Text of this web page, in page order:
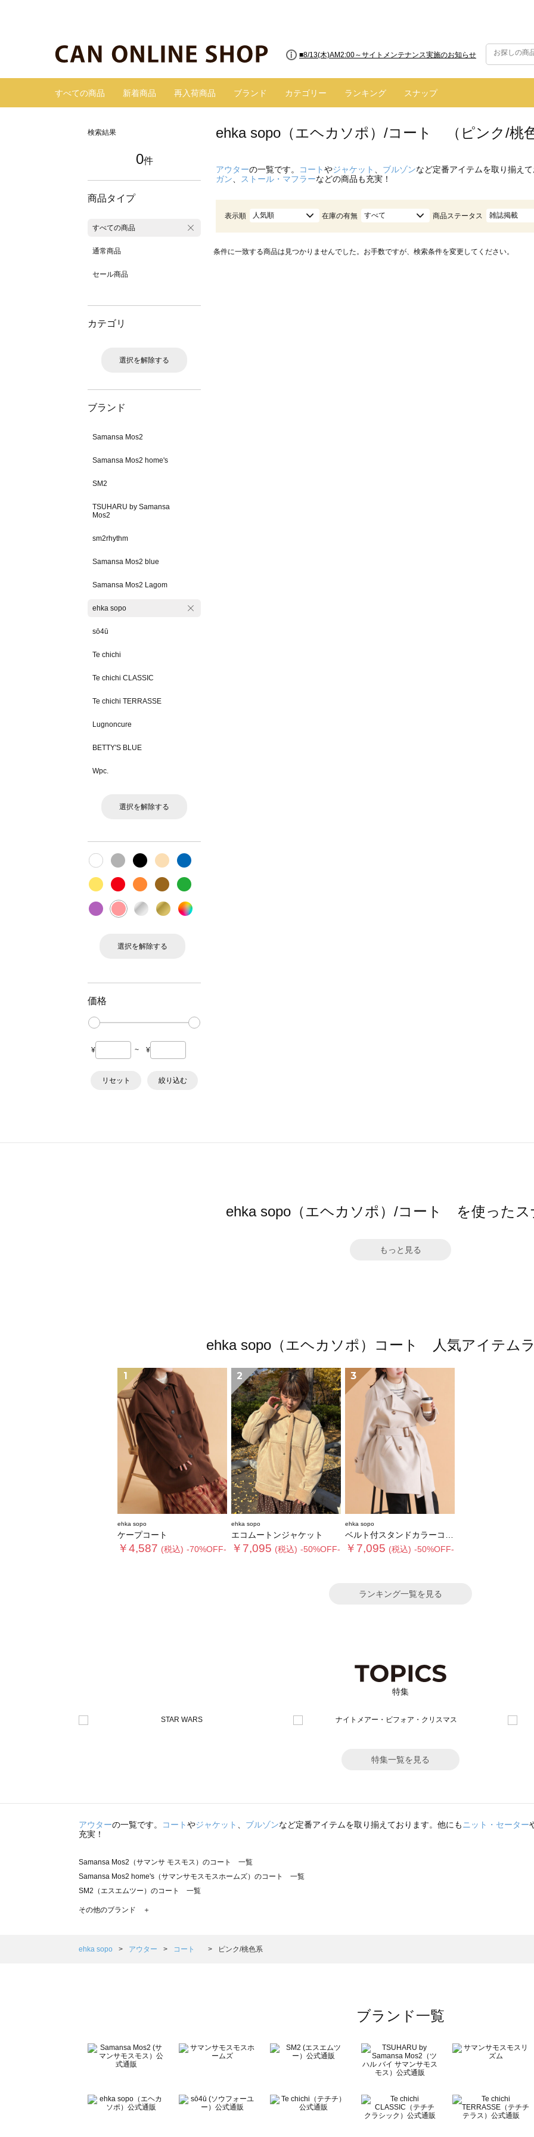
■8/13(木)AM2:00～サイトメンテナンス実施のお知らせ
すべての商品 新着商品 再入荷商品 ブランド カテゴリー ランキング スナップ
検索結果
0件
商品タイプ
すべての商品
通常商品
セール商品
カテゴリ
選択を解除する
ブランド
Samansa Mos2
Samansa Mos2 home's
SM2
TSUHARU by Samansa
Mos2
sm2rhythm
Samansa Mos2 blue
Samansa Mos2 Lagom
ehka sopo
sō4ū
Te chichi
Te chichi CLASSIC
Te chichi TERRASSE
Lugnoncure
BETTY'S BLUE
Wpc.
選択を解除する
選択を解除する
価格
¥ ~ ¥
リセット 絞り込む
ehka sopo（エヘカソポ）/コート （ピンク/桃
アウターの一覧です。 コートやジャケット ブルゾンなど定番アイテムを取り揃え
ガン
ストール・マフラーなどの商品も充実！
表示順 人気順 在庫の有無 すべて 商品ステータス 雑誌掲載
条件に一致する商品は見つかりませんでした。お手数ですが、検索条件を変更してください。
ehka sopo（エヘカソポ）/コート を使ったス
もっと見る
ehka sopo（エヘカソポ）コート 人気アイテム
1
ehka sopo
ケープコート
￥4,587 (税込) -70%OFF-
2
ehka sopo
エコムートンジャケット
￥7,095 (税込) -50%OFF-
3
ehka sopo
ベルト付スタンドカラーコート
￥7,095 (税込) -50%OFF-
ランキング一覧を見る
特集
特集一覧を見る
アウターの一覧です。 コートやジャケット 、 ブルゾンなど定番アイテムを取り揃えております。他にもニット・セーター
充実！
Samansa Mos2（サマンサ モスモス）のコート 一覧
Samansa Mos2 home's（サマンサモスモスホームズ）のコート 一覧
SM2（エスエムツー）のコート 一覧
TSUHARU by Samansa Mos2（ツハルバイサマンサモスモス）のコート 一覧
Samansa Mos2 Lagom（サマンサモスモス ラーゴム）のコート 一覧
BETTY'S BLUE（べティーズブルー）のコート 一覧
Wpc.（ワールドパーティー）のコート 一覧
その他のブランド ＋
ehka sopo アウター コート ピンク/桃色系
ブランド一覧